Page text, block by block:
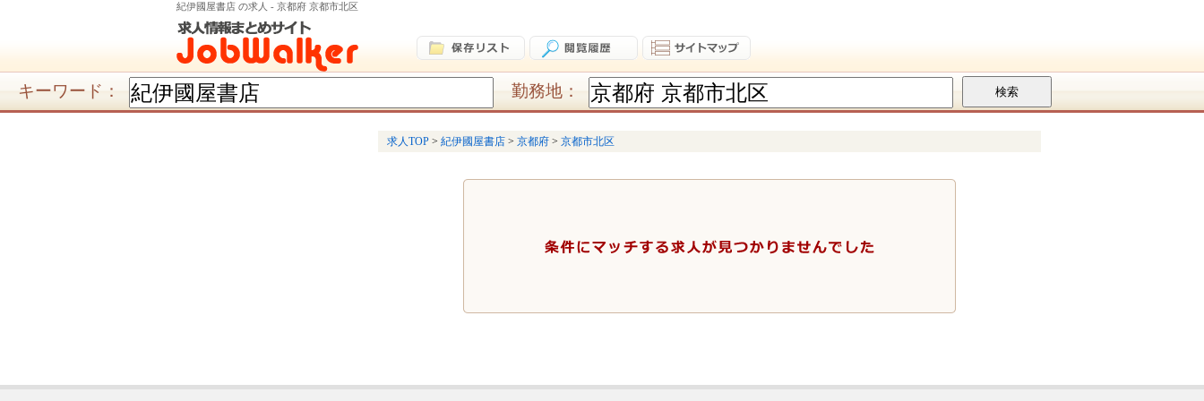
紀伊國屋書店 の求人 - 京都府 京都市北区
キーワード： 勤務地：
求人TOP 紀伊國屋書店 京都府 京都市北区